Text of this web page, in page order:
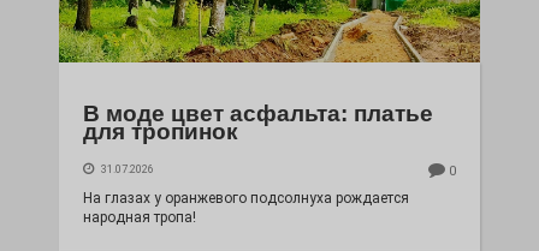
В моде цвет асфальта: платье
для тропинок
31.07.2026 0
На глазах у оранжевого подсолнуха рождается
народная тропа!